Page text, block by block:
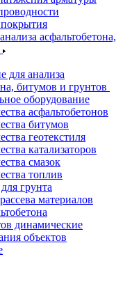
покрытия
асфальтобетона,
для анализа
битумов и грунтов
оборудование
асфальтобетонов
битумов
геотекстиля
катализаторов
смазок
топлив
грунта
материалов
динамические
объектов